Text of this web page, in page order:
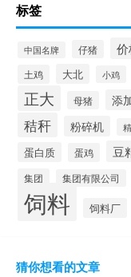
标签
中国名牌 仔猪
土鸡 大北 小鸡
正大 母猪 添
秸秆 粉碎机
蛋白质 蛋鸡 豆
集团 集团有限公司
饲料 饲料厂
猜你想看的文章